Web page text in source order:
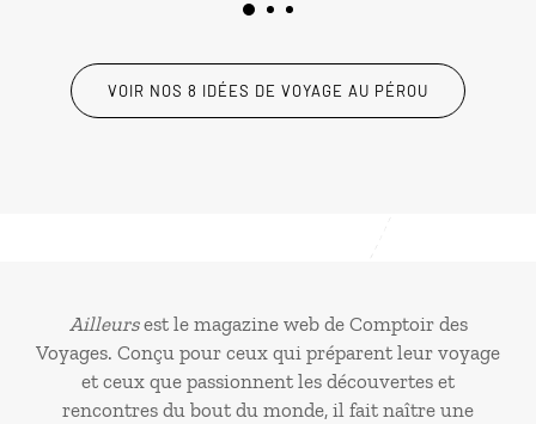
VOIR NOS 8 IDÉES DE VOYAGE AU PÉROU
Ailleursest le magazine web de Comptoir des
Voyages. Conçu pour ceux qui préparent leur voyage
et ceux que passionnent les découvertes et
rencontres du bout du monde, il fait naître une